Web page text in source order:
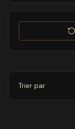
Trier par